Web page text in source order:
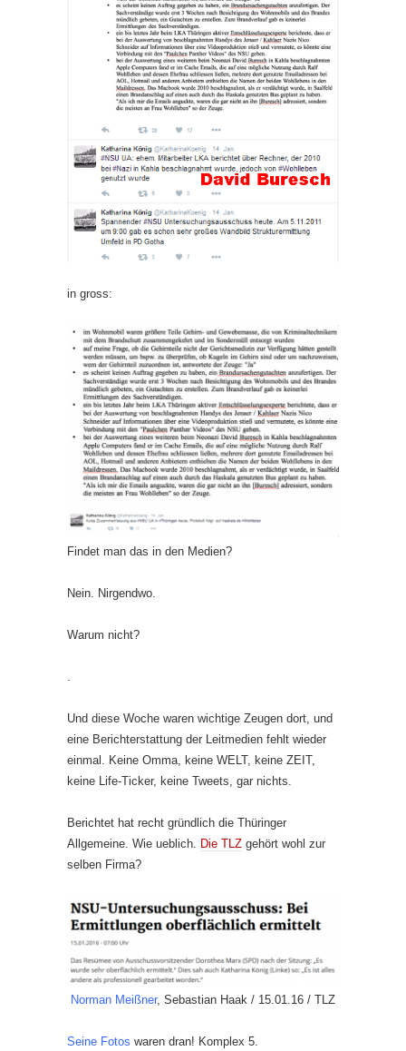
in gross:
Findet man das in den Medien?
Nein. Nirgendwo.
Warum nicht?
.
Und diese Woche waren wichtige Zeugen dort, und
eine Berichterstattung der Leitmedien fehlt wieder
einmal. Keine Omma, keine WELT, keine ZEIT,
keine Life-Ticker, keine Tweets, gar nichts.
Berichtet hat recht gründlich die Thüringer
Allgemeine. Wie ueblich. Die TLZ gehört wohl zur
selben Firma?
Norman Meißner, Sebastian Haak / 15.01.16 / TLZ
Seine Fotos waren dran! Komplex 5.